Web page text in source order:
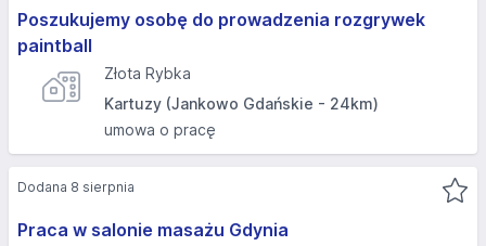
Poszukujemy osobę do prowadzenia rozgrywek
paintball
Złota Rybka
Kartuzy (Jankowo Gdańskie - 24km)
umowa o pracę
Praca w salonie masażu Gdynia
Dodana 8 sierpnia